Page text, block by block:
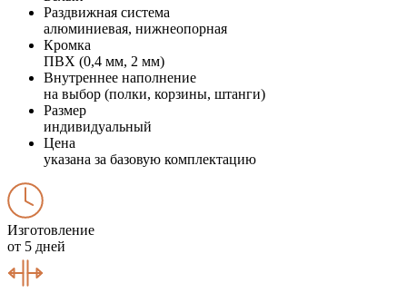
Раздвижная система
алюминиевая, нижнеопорная
Кромка
ПВХ (0,4 мм, 2 мм)
Внутреннее наполнение
на выбор (полки, корзины, штанги)
Размер
индивидуальный
Цена
указана за базовую комплектацию
Изготовление
от 5 дней